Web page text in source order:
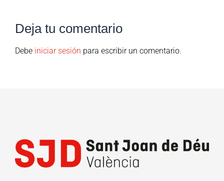
Deja tu comentario
Debe iniciar sesión para escribir un comentario.